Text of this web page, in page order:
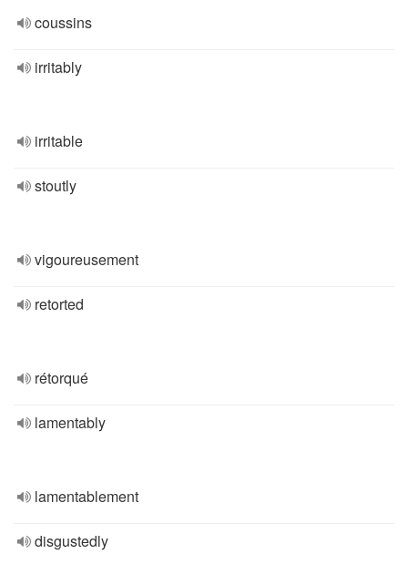
coussins
irritably
irritable
stoutly
vigoureusement
retorted
rétorqué
lamentably
lamentablement
disgustedly